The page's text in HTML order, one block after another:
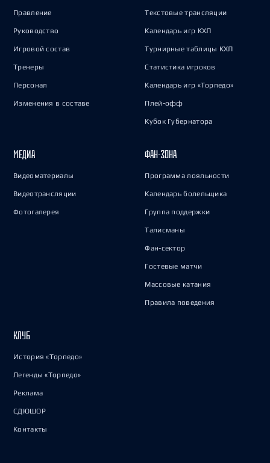
Правление
Руководство
Игровой состав
Тренеры
Персонал
Изменения в составе
Текстовые трансляции
Календарь игр КХЛ
Турнирные таблицы КХЛ
Статистика игроков
Календарь игр «Торпедо»
Плей-офф
Кубок Губернатора
МЕДИА
Видеоматериалы
Видеотрансляции
Фотогалерея
ФАН-ЗОНА
Программа лояльности
Календарь болельщика
Группа поддержки
Талисманы
Фан-сектор
Гостевые матчи
Массовые катания
Правила поведения
КЛУБ
История «Торпедо»
Легенды «Торпедо»
Реклама
СДЮШОР
Контакты